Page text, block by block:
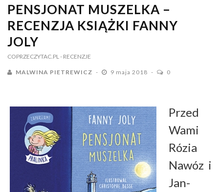
PENSJONAT MUSZELKA –
RECENZJA KSIĄŻKI FANNY
JOLY
COPRZECZYTAC.PL - RECENZJE
MALWINA PIETREWICZ 9 maja 2018 0
Przed
Wami
Rózia
Nawóz i
Jan-